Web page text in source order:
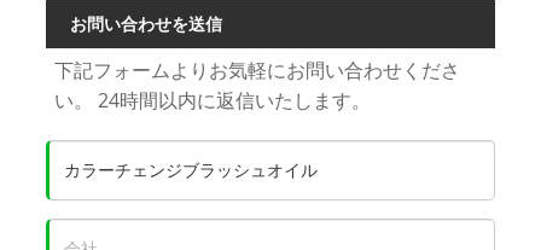
お問い合わせを送信
下記フォームよりお気軽にお問い合わせくださ
い。 24時間以内に返信いたします。